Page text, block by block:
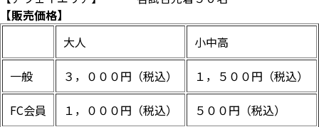
【販売価格】
大人
小中高
一般
３，０００円（税込）
１，５００円（税込）
FC会員
１，０００円（税込）
５００円（税込）